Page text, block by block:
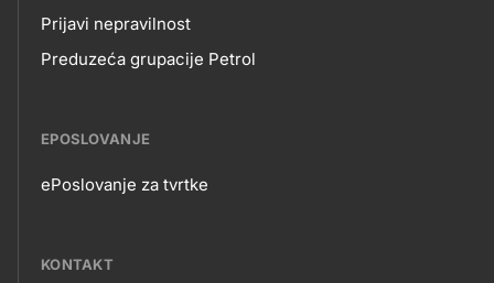
Prijavi nepravilnost
Preduzeća grupacije Petrol
EPOSLOVANJE
ePoslovanje za tvrtke
KONTAKT